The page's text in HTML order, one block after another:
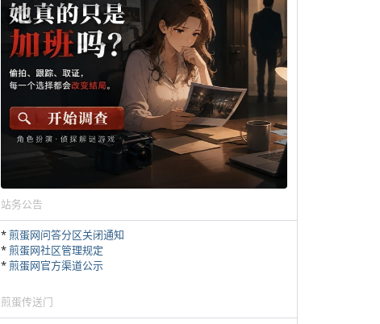
站务公告
*煎蛋网问答分区关闭通知
*煎蛋网社区管理规定
*煎蛋网官方渠道公示
煎蛋传送门